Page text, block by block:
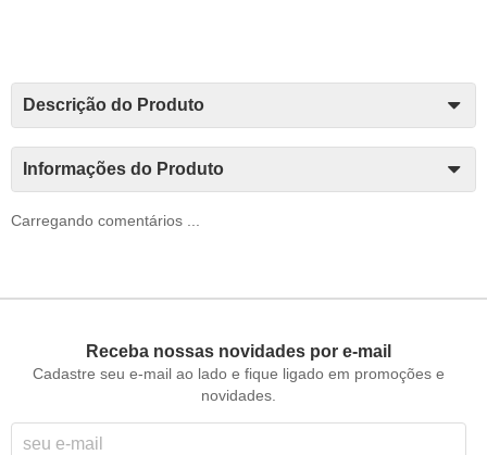
Descrição do Produto
Informações do Produto
Carregando comentários ...
Receba nossas novidades por e-mail
Cadastre seu e-mail ao lado e fique ligado em promoções e
novidades.